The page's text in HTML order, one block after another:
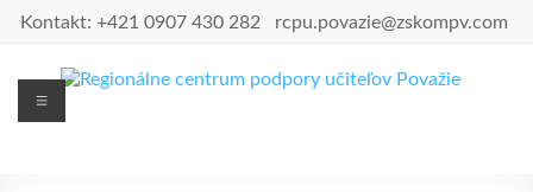
Kontakt: +421 0907 430 282 rcpu.povazie@zskompv.com
Regionálne
Menu